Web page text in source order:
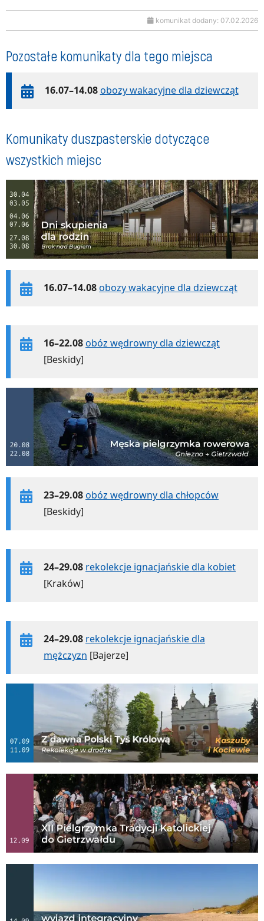
komunikat dodany: 07.02.2026
Pozostałe komunikaty dla tego miejsca
16.07–14.08 obozy wakacyjne dla dziewcząt
Komunikaty duszpasterskie dotyczące
wszystkich miejsc
16.07–14.08obozy wakacyjne dla dziewcząt
16–22.08obóz wędrowny dla dziewcząt
[Beskidy]
23–29.08obóz wędrowny dla chłopców
[Beskidy]
24–29.08 rekolekcje ignacjańskie dla kobiet
[Kraków]
24–29.08 rekolekcje ignacjańskie dla
mężczyzn [Bajerze]